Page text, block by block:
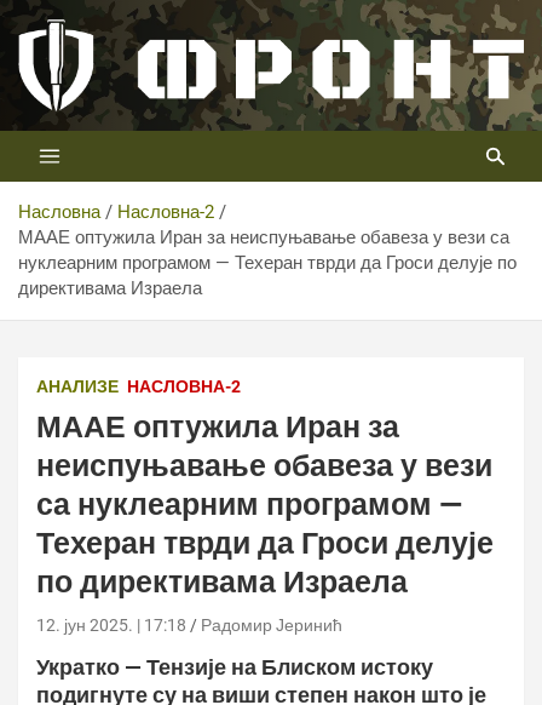
Скип
цонтент
Телевизија ФРОНТ
Први војни канал у Србији
Насловна
Насловна-2
МААЕ оптужила Иран за неиспуњавање обавеза у вези са
нуклеарним програмом — Техеран тврди да Гроси делује по
директивама Израела
АНАЛИЗЕ НАСЛОВНА-2
МААЕ оптужила Иран за
неиспуњавање обавеза у вези
са нуклеарним програмом —
Техеран тврди да Гроси делује
по директивама Израела
12. јун 2025. | 17:18 Радомир Јеринић
Укратко — Тензије на Блиском истоку
подигнуте су на виши степен након што је